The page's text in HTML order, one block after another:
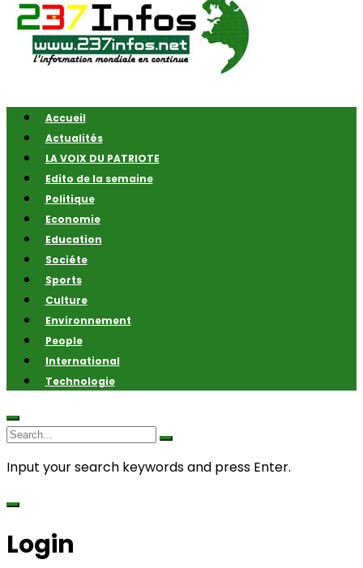
Accueil
Actualités
LA VOIX DU PATRIOTE
Edito de la semaine
Politique
Economie
Education
Sociéte
Sports
Culture
Environnement
People
International
Technologie
Input your search keywords and press Enter.
Login